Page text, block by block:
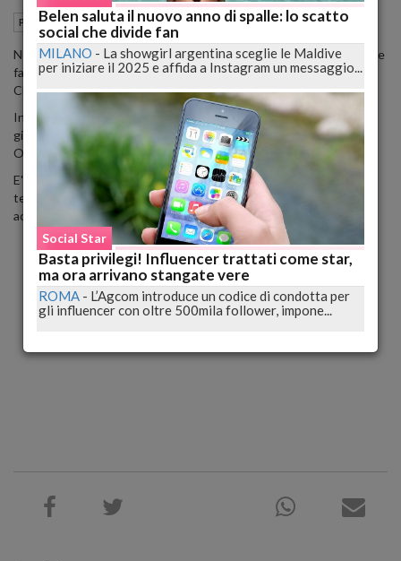
Pazzo WEB 23 Ottobre 2015 10:11
Non deve averla presa bene il giovane Otto Nahmmacher, 14 anni e
fan di José Mourinho, allenatore della sua squadra del cuore, il
Chelsea.
In questo filmato, che sta facendo il giro della rete, si vede il
giovane in bicicletta per le strade di Londra, che scorge lo 'Special
One' intento a parlare al cellulare.
E' allora che inizia a riprenderlo con lo smartphone, ma non fa in
tempo a immortalare l'incontro, che il tecnico portoghese si
accorge di essere ripreso e lo spintona malamente.
Belen saluta il nuovo anno di spalle: lo scatto
social che divide fan
MILANO - La showgirl argentina sceglie le Maldive
per iniziare il 2025 e affida a Instagram un messaggio...
Social Star
Basta privilegi! Influencer trattati come star,
ma ora arrivano stangate vere
ROMA - L’Agcom introduce un codice di condotta per
gli influencer con oltre 500mila follower, impone...